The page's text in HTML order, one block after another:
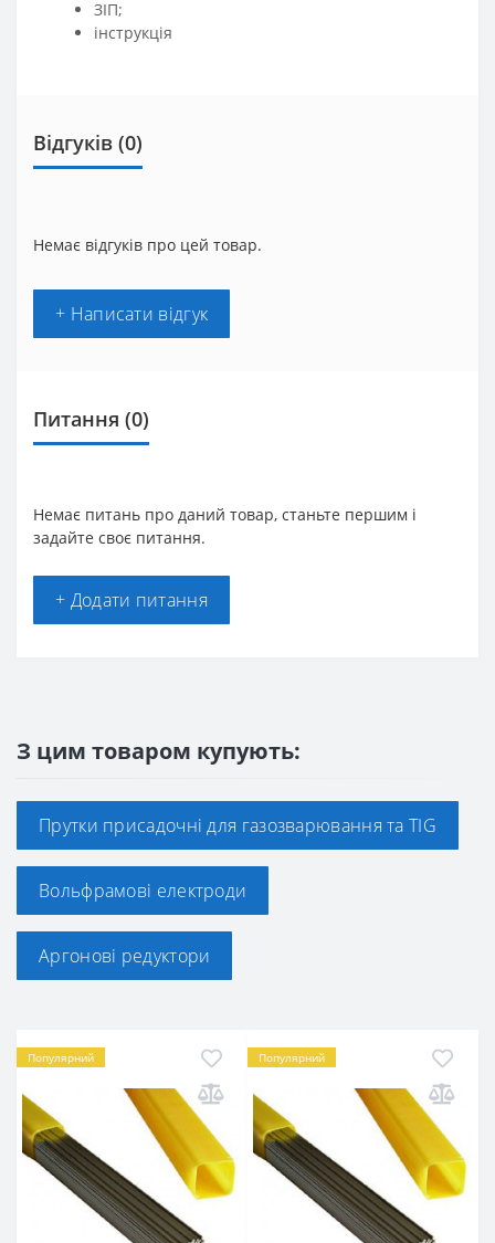
ЗІП;
інструкція
Відгуків (0)
Немає відгуків про цей товар.
+ Написати відгук
Питання (0)
Немає питань про даний товар, станьте першим і
задайте своє питання.
+ Додати питання
З цим товаром купують:
Прутки присадочні для газозварювання та TIG
Вольфрамові електроди
Аргонові редуктори
Популярний Популярний